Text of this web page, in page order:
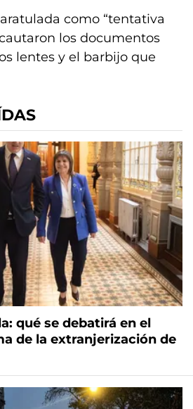
como “tentativa
los documentos
lentes y el barbijo que
qué se debatirá en el
de la extranjerización de